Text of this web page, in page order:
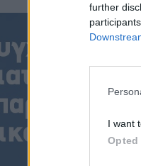
further
I want
Opted